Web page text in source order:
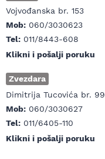
Vojvođanska br. 153
Mob: 060/3030623
Tel: 011/8443-608
Klikni i pošalji poruku
Zvezdara
Dimitrija Tucovića br. 99
Mob: 060/3030627
Tel: 011/6405-110
Klikni i pošalji poruku